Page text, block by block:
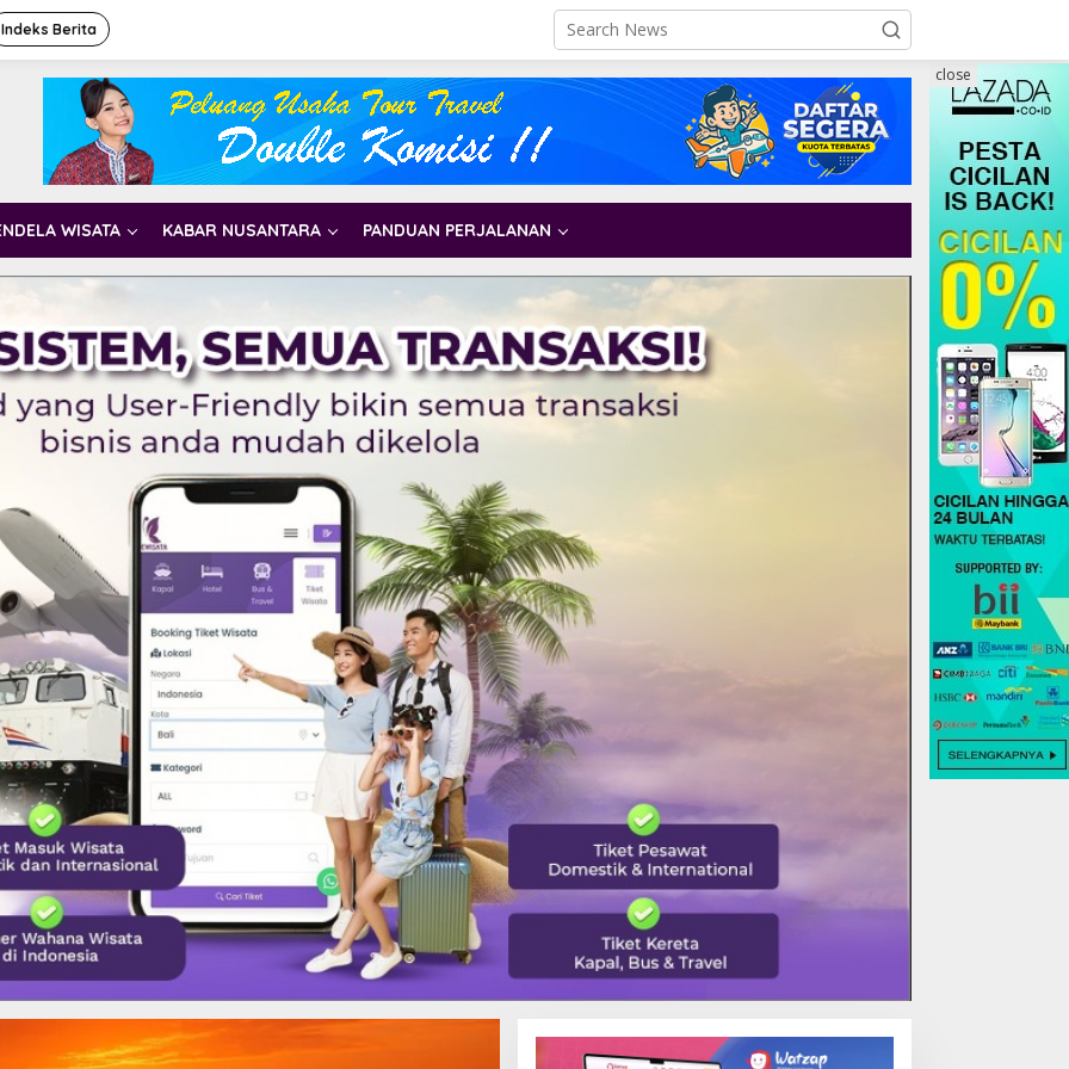
Indeks Berita
WISATA KABAR NUSANTARA PANDUAN PERJALANAN
close